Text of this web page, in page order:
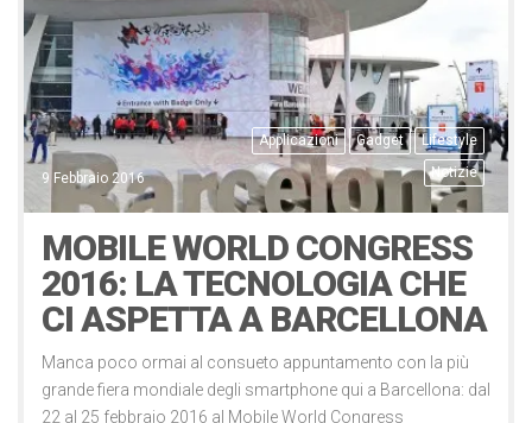
Applicazioni Gadget
Lifestyle
Notizie
9 Febbraio 2016
MOBILE WORLD CONGRESS
2016: LA TECNOLOGIA CHE
CI ASPETTA A BARCELLONA
Manca poco ormai al consueto appuntamento con la più
grande fiera mondiale degli smartphone qui a Barcellona: dal
22 al 25 febbraio 2016 al Mobile World Congress